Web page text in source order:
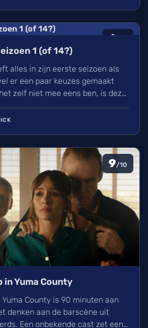
6
1 (of 14?)
alles in zijn eerste seizoen als
er een paar keuzes gemaakt
zelf niet mee eens ben, is deze
in waardoor ik elke aflevering
9/10
in Yuma County
County is 90 minuten aan
denken aan de barscène uit
Een onbekende cast zet een